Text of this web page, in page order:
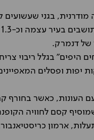
בגני שעשועים
של דנמרק.
היפים" בגלל ריבוי
יפות ופסלים
העונות, כאשר בחורף
קסם לחוויה
ארמון